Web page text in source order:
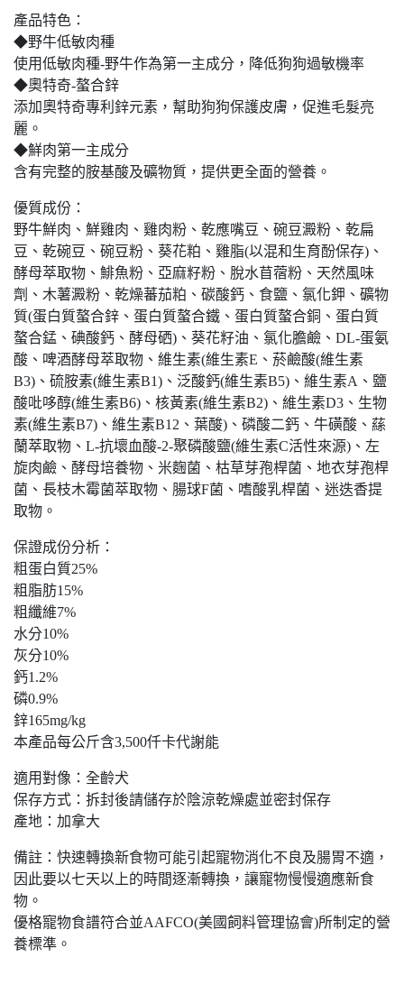
產品特色：
◆野牛低敏肉種
使用低敏肉種-野牛作為第一主成分，降低狗狗過敏機率
◆奧特奇-螯合鋅
添加奧特奇專利鋅元素，幫助狗狗保護皮膚，促進毛髮亮
麗。
◆鮮肉第一主成分
含有完整的胺基酸及礦物質，提供更全面的營養。
優質成份：
野牛鮮肉、鮮雞肉、雞肉粉、乾應嘴豆、碗豆澱粉、乾扁
豆、乾碗豆、碗豆粉、葵花粕、雞脂(以混和生育酚保存)、
酵母萃取物、鯡魚粉、亞麻籽粉、脫水苜蓿粉、天然風味
劑、木薯澱粉、乾燥蕃茄粕、碳酸鈣、食鹽、氯化鉀、礦物
質(蛋白質螯合鋅、蛋白質螯合鐵、蛋白質螯合銅、蛋白質
螯合錳、碘酸鈣、酵母硒)、葵花籽油、氯化膽鹼、DL-蛋氨
酸、啤酒酵母萃取物、維生素(維生素E、菸鹼酸(維生素
B3)、硫胺素(維生素B1)、泛酸鈣(維生素B5)、維生素A、鹽
酸吡哆醇(維生素B6)、核黃素(維生素B2)、維生素D3、生物
素(維生素B7)、維生素B12、葉酸)、磷酸二鈣、牛磺酸、蕬
蘭萃取物、L-抗壞血酸-2-聚磷酸鹽(維生素C活性來源)、左
旋肉鹼、酵母培養物、米麴菌、枯草芽孢桿菌、地衣芽孢桿
菌、長枝木霉菌萃取物、腸球F菌、嗜酸乳桿菌、迷迭香提
取物。
保證成份分析：
粗蛋白質25%
粗脂肪15%
粗纖維7%
水分10%
灰分10%
鈣1.2%
磷0.9%
鋅165mg/kg
本產品每公斤含3,500仟卡代謝能
適用對像：全齡犬
保存方式：拆封後請儲存於陰涼乾燥處並密封保存
產地：加拿大
備註：快速轉換新食物可能引起寵物消化不良及腸胃不適，
因此要以七天以上的時間逐漸轉換，讓寵物慢慢適應新食
物。
優格寵物食譜符合並AAFCO(美國飼料管理協會)所制定的營
養標準。